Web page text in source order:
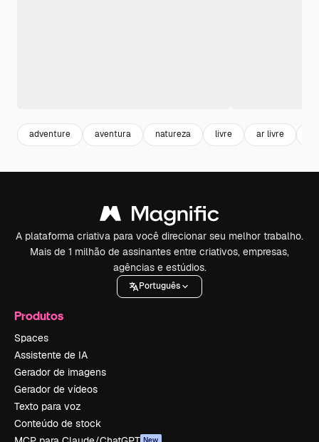
adventure aventura natureza livre ar livre
A plataforma criativa para você direcionar seu melhor trabalho.
Mais de 1 milhão de assinantes entre criativos, empresas,
agências e estúdios.
Português
Produtos
Spaces
Assistente de IA
Gerador de imagens
Gerador de vídeos
Texto para voz
Conteúdo de stock
New